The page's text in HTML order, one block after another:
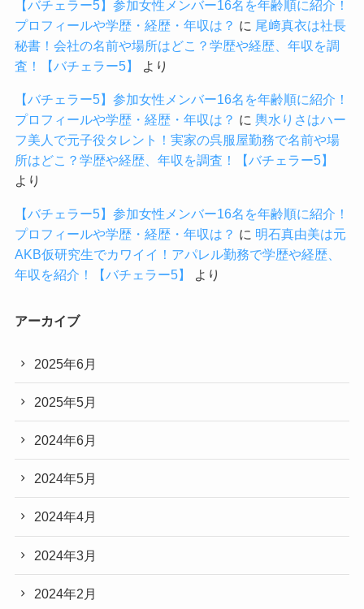
【バチェラー5】参加女性メンバー16名を年齢順に紹介！
プロフィールや学歴・経歴・年収は？ に 尾﨑真衣は社長
秘書！会社の名前や場所はどこ？学歴や経歴、年収を調
査！【バチェラー5】
より
【バチェラー5】参加女性メンバー16名を年齢順に紹介！
プロフィールや学歴・経歴・年収は？ に 輿水りさはハー
フ美人で元子役タレント！実家の呉服屋勤務で名前や場
所はどこ？学歴や経歴、年収を調査！【バチェラー5】
より
【バチェラー5】参加女性メンバー16名を年齢順に紹介！
プロフィールや学歴・経歴・年収は？ に 明石真由美は元
AKB仮研究生でカワイイ！アパレル勤務で学歴や経歴、
年収を紹介！【バチェラー5】
より
アーカイブ
2025年6月
2025年5月
2024年6月
2024年5月
2024年4月
2024年3月
2024年2月